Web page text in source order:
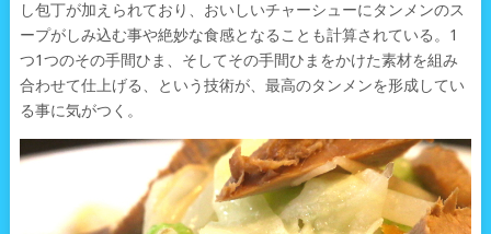
し包丁が加えられており、おいしいチャーシューにタンメンのス
ープがしみ込む事や絶妙な食感となることも計算されている。1
つ1つのその手間ひま、そしてその手間ひまをかけた素材を組み
合わせて仕上げる、という技術が、最高のタンメンを形成してい
る事に気がつく。